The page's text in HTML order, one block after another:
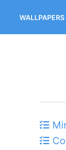
WALLPAPERS